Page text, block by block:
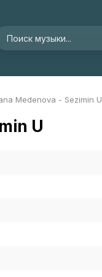
Medenova - Sezimin U
U